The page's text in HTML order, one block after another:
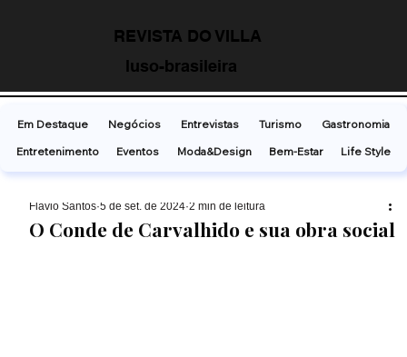
REVISTA DO VILLA
luso-brasileira
O Conde de Carvalhido e sua obra social
Flavio Santos 5 de set. de 2024 2 min de leitura
Em Destaque Negócios Entrevistas Turismo
Gastronomia
Entretenimento
Eventos Moda&Design Bem-Estar Life Style